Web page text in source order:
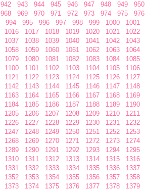
942 943 944 945 946 947 948 949 950
968 969 970 971 972 973 974 975 976
994 995 996 997 998 999 1000 1001
1016 1017 1018 1019 1020 1021 1022
1037 1038 1039 1040 1041 1042 1043
1058 1059 1060 1061 1062 1063 1064
1079 1080 1081 1082 1083 1084 1085
1100 1101 1102 1103 1104 1105 1106
1121 1122 1123 1124 1125 1126 1127
1142 1143 1144 1145 1146 1147 1148
1163 1164 1165 1166 1167 1168 1169
1184 1185 1186 1187 1188 1189 1190
1205 1206 1207 1208 1209 1210 1211
1226 1227 1228 1229 1230 1231 1232
1247 1248 1249 1250 1251 1252 1253
1268 1269 1270 1271 1272 1273 1274
1289 1290 1291 1292 1293 1294 1295
1310 1311 1312 1313 1314 1315 1316
1331 1332 1333 1334 1335 1336 1337
1352 1353 1354 1355 1356 1357 1358
1373 1374 1375 1376 1377 1378 1379